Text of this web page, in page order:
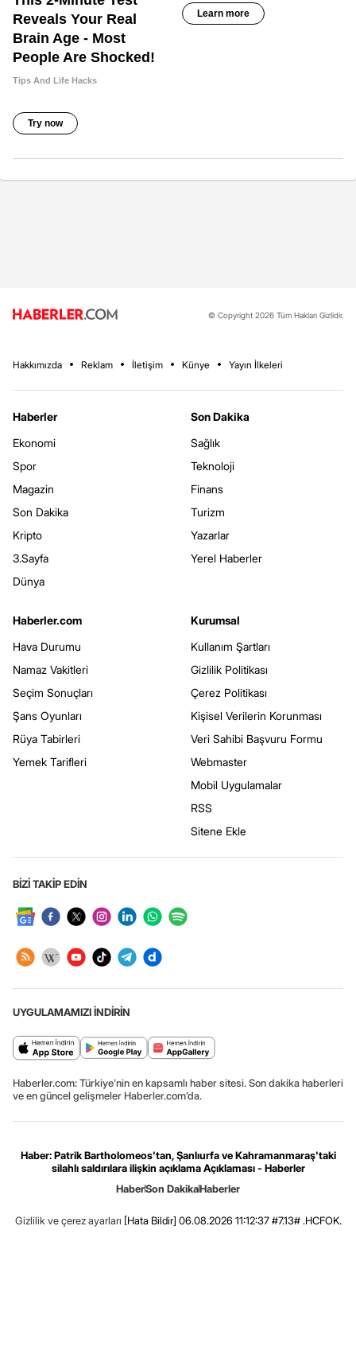
© Copyright 2026 Tüm Hakları Gizlidir.
Hakkımızda Reklam İletişim Künye Yayın İlkeleri
Haberler
Ekonomi
Spor
Magazin
Son Dakika
Kripto
3.Sayfa
Dünya
Son Dakika
Sağlık
Teknoloji
Finans
Turizm
Yazarlar
Yerel Haberler
Haberler.com
Hava Durumu
Namaz Vakitleri
Seçim Sonuçları
Şans Oyunları
Rüya Tabirleri
Yemek Tarifleri
Kurumsal
Kullanım Şartları
Gizlilik Politikası
Çerez Politikası
Kişisel Verilerin Korunması
Veri Sahibi Başvuru Formu
Webmaster
Mobil Uygulamalar
RSS
Sitene Ekle
BİZİ TAKİP EDİN
UYGULAMAMIZI İNDİRİN
Haberler.com: Türkiye’nin en kapsamlı haber sitesi. Son dakika haberleri
ve en güncel gelişmeler Haberler.com’da.
Haber: Patrik Bartholomeos'tan, Şanlıurfa ve Kahramanmaraş'taki
silahlı saldırılara ilişkin açıklama Açıklaması - Haberler
HaberSon DakikaHaberler
Gizlilik ve çerez ayarları [Hata Bildir] 06.08.2026 11:12:37 #7.13# .HCFOK.